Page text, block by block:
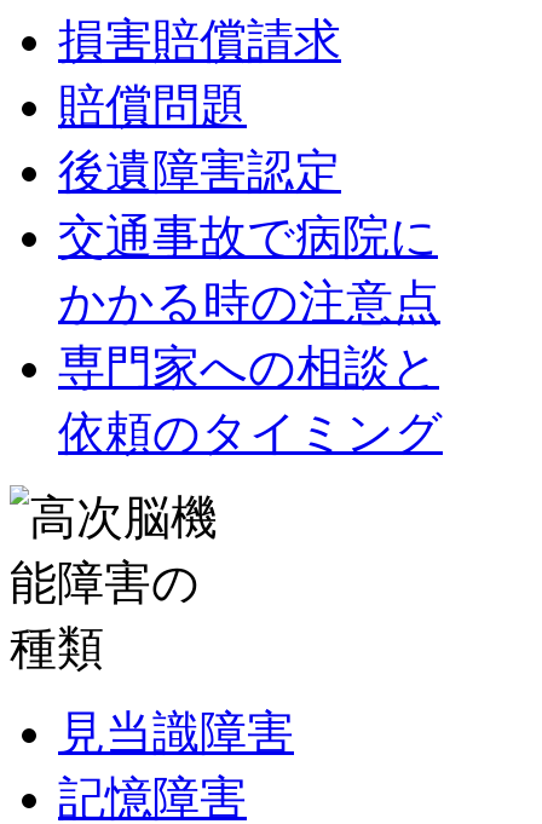
損害賠償請求
賠償問題
後遺障害認定
交通事故で病院に
かかる時の注意点
専門家への相談と
依頼のタイミング
見当識障害
記憶障害